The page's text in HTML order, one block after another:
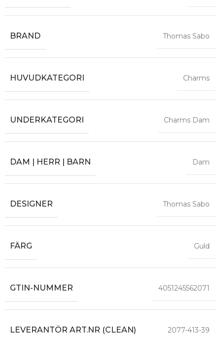
BRAND Thomas Sabo
HUVUDKATEGORI Charms
UNDERKATEGORI Charms Dam
DAM | HERR | BARN Dam
DESIGNER Thomas Sabo
FÄRG Guld
GTIN-NUMMER 4051245562071
LEVERANTÖR ART.NR (CLEAN) 2077-413-39